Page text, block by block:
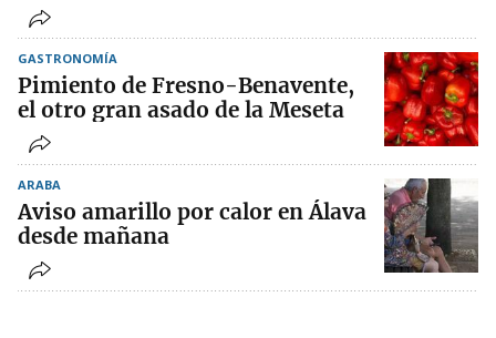
GASTRONOMÍA
Pimiento de Fresno-Benavente,
el otro gran asado de la Meseta
ARABA
Aviso amarillo por calor en Álava
desde mañana